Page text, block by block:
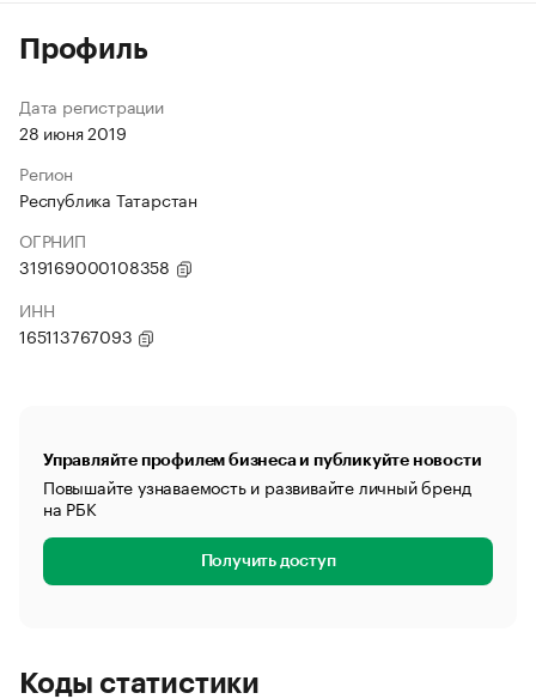
Профиль
Дата регистрации
28 июня 2019
Регион
Республика Татарстан
ОГРНИП
319169000108358
ИНН
165113767093
Управляйте профилем бизнеса и публикуйте новости
Повышайте узнаваемость и развивайте личный бренд
на РБК
Получить доступ
Коды статистики